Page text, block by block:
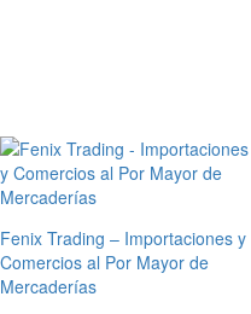
Fenix Trading – Importaciones y
Comercios al Por Mayor de
Mercaderías